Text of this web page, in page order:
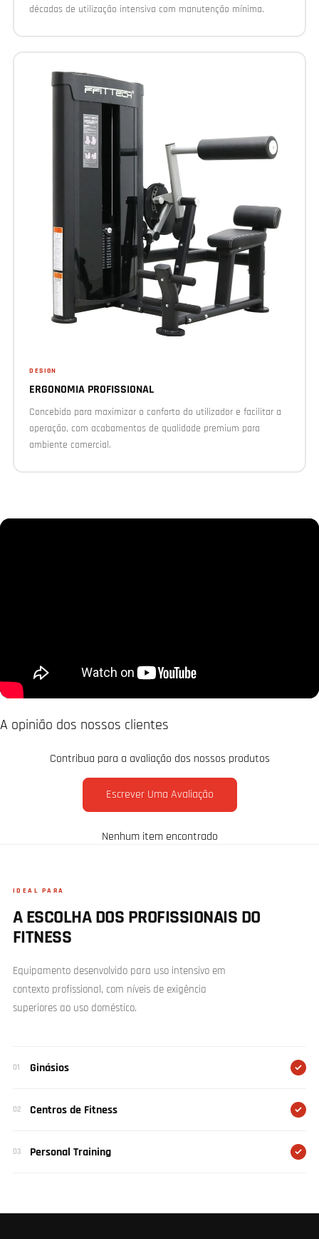
décadas de utilização intensiva com manutenção mínima.
DESIGN
ERGONOMIA PROFISSIONAL
Concebido para maximizar o conforto do utilizador e facilitar a
operação, com acabamentos de qualidade premium para
ambiente comercial.
A opinião dos nossos clientes
Contribua para a avaliação dos nossos produtos
Escrever Uma Avaliação
Nenhum item encontrado
IDEAL PARA
A ESCOLHA DOS PROFISSIONAIS DO
FITNESS
Equipamento desenvolvido para uso intensivo em
contexto profissional, com níveis de exigência
superiores ao uso doméstico.
01 Ginásios
02 Centros de Fitness
03 Personal Training